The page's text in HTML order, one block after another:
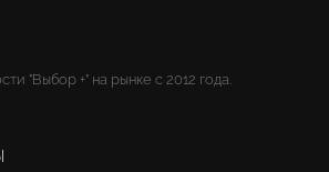
"Выбор +" на рынке с 2012 года.